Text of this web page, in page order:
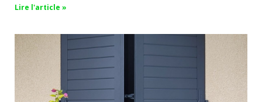
Lire l'article »